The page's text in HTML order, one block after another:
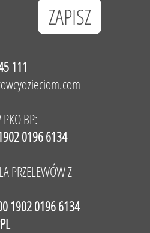
111
BP:
0196 6134
PRZELEWÓW Z
1902 0196 6134